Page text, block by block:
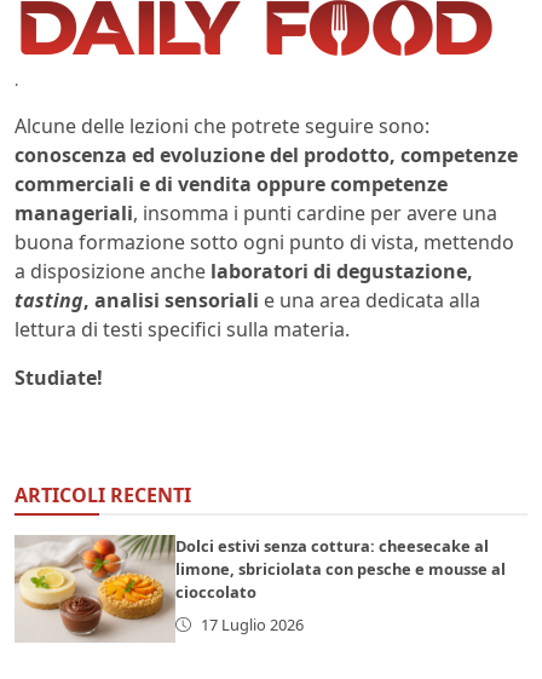
.
Alcune delle lezioni che potrete seguire sono:
conoscenza ed evoluzione del prodotto, competenze
commerciali e di vendita oppure competenze
manageriali, insomma i punti cardine per avere una
buona formazione sotto ogni punto di vista, mettendo
a disposizione anche laboratori di degustazione,
tasting, analisi sensoriali e una area dedicata alla
lettura di testi specifici sulla materia.
Studiate!
ARTICOLI RECENTI
Dolci estivi senza cottura: cheesecake al
limone, sbriciolata con pesche e mousse al
cioccolato
17 Luglio 2026